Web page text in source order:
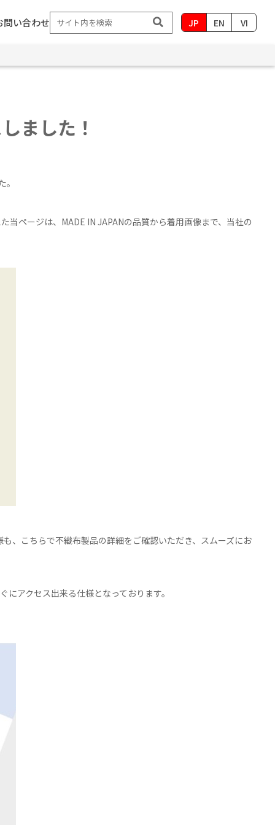
問い合わせ JP EN VI
ました！
ページは、MADE IN JAPANの品質から着用画像まで、当社の
、こちらで不織布製品の詳細をご確認いただき、スムーズにお
にアクセス出来る仕様となっております。